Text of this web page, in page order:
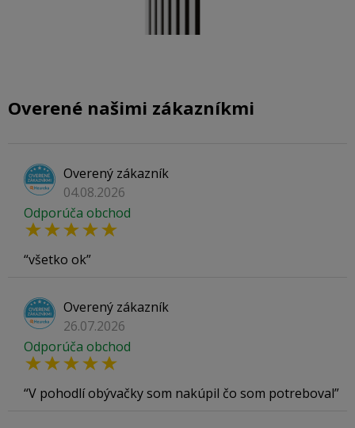
Overené našimi zákazníkmi
Overený zákazník
04.08.2026
Odporúča obchod
všetko ok
Overený zákazník
26.07.2026
Odporúča obchod
V pohodlí obývačky som nakúpil čo som potreboval